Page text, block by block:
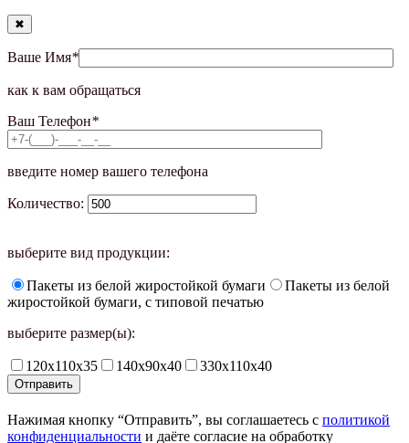
✖
Ваше Имя*
как к вам обращаться
Ваш Телефон*
введите номер вашего телефона
Количество:
выберите вид продукции:
Пакеты из белой жиростойкой бумаги
Пакеты из белой
жиростойкой бумаги, с типовой печатью
выберите размер(ы):
120х110х35 140х90х40 330х110х40
Нажимая кнопку “Отправить”, вы соглашаетесь с политикой
конфиденциальности и даёте согласие на обработку